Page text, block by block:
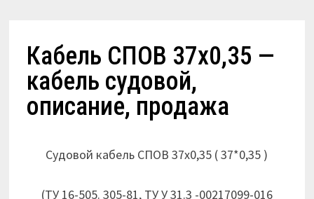
Кабель СПОВ 37х0,35 —
кабель судовой,
описание, продажа
Судовой кабель СПОВ 37х0,35 ( 37*0,35 )
(ТУ 16-505. 305-81, ТУ У 31.3 -00217099-016